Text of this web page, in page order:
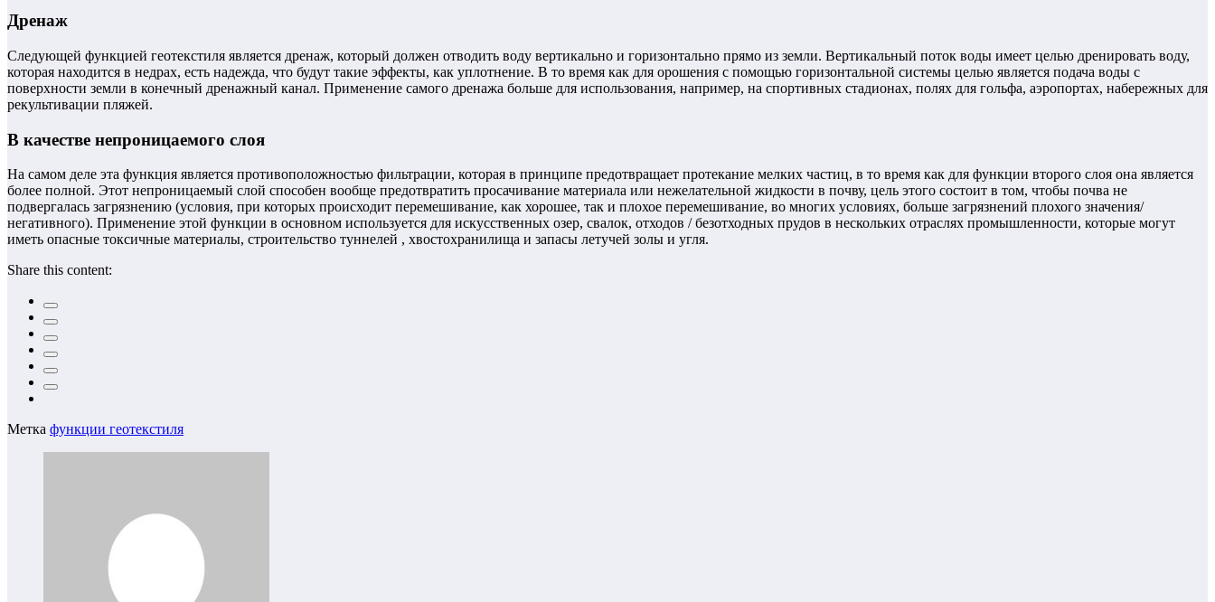
Дренаж
Следующей функцией геотекстиля является дренаж, который должен отводить воду вертикально и горизонтально прямо из земли. Вертикальный поток воды имеет целью дренировать воду,
которая находится в недрах, есть надежда, что будут такие эффекты, как уплотнение. В то время как для орошения с помощью горизонтальной системы целью является подача воды с
поверхности земли в конечный дренажный канал. Применение самого дренажа больше для использования, например, на спортивных стадионах, полях для гольфа, аэропортах, набережных для
рекультивации пляжей.
В качестве непроницаемого слоя
На самом деле эта функция является противоположностью фильтрации, которая в принципе предотвращает протекание мелких частиц, в то время как для функции второго слоя она является
более полной. Этот непроницаемый слой способен вообще предотвратить просачивание материала или нежелательной жидкости в почву, цель этого состоит в том, чтобы почва не
подвергалась загрязнению (условия, при которых происходит перемешивание, как хорошее, так и плохое перемешивание, во многих условиях, больше загрязнений плохого значения/
негативного). Применение этой функции в основном используется для искусственных озер, свалок, отходов / безотходных прудов в нескольких отраслях промышленности, которые могут
иметь опасные токсичные материалы, строительство туннелей , хвостохранилища и запасы летучей золы и угля.
Share this content:
Метка функции геотекстиля